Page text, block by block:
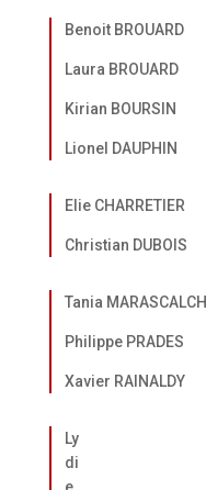
Benoit BROUARD
Laura BROUARD
Kirian BOURSIN
Lionel DAUPHIN
Elie CHARRETIER
Christian DUBOIS
Tania MARASCALCHI
Philippe PRADES
Xavier RAINALDY
Ly
di